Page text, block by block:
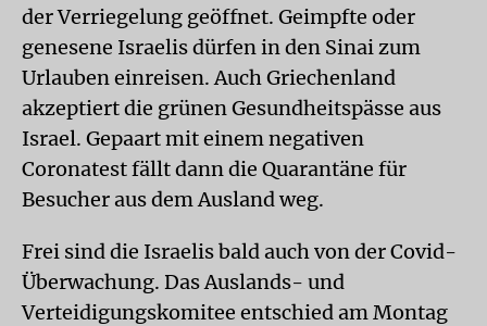
der Verriegelung geöffnet. Geimpfte oder
genesene Israelis dürfen in den Sinai zum
Urlauben einreisen. Auch Griechenland
akzeptiert die grünen Gesundheitspässe aus
Israel. Gepaart mit einem negativen
Coronatest fällt dann die Quarantäne für
Besucher aus dem Ausland weg.
Frei sind die Israelis bald auch von der Covid-
Überwachung. Das Auslands- und
Verteidigungskomitee entschied am Montag